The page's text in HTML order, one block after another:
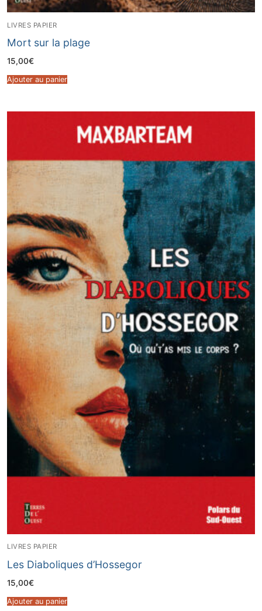
LIVRES PAPIER
Mort sur la plage
15,00€
Ajouter au panier
LIVRES PAPIER
Les Diaboliques d’Hossegor
15,00€
Ajouter au panier